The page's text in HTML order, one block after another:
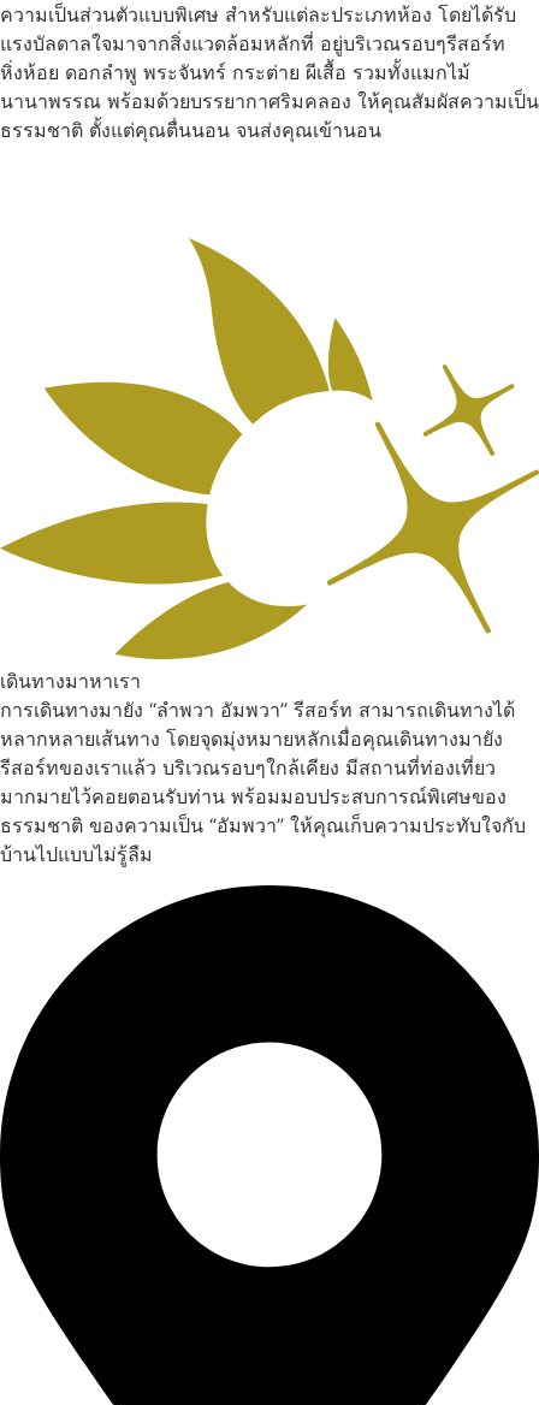
ความเป็นส่วนตัวแบบพิเศษ สำหรับแต่ละประเภทห้อง โดยได้รับ
แรงบัลดาลใจมาจากสิ่งแวดล้อมหลักที่ อยู่บริเวณรอบๆรีสอร์ท
หิ่งห้อย ดอกลำพู พระจันทร์ กระต่าย ผีเสื้อ รวมทั้งแมกไม้
นานาพรรณ พร้อมด้วยบรรยากาศริมคลอง ให้คุณสัมผัสความเป็น
ธรรมชาติ ตั้งแต่คุณตื่นนอน จนส่งคุณเข้านอน
เดินทางมาหาเรา
การเดินทางมายัง “ลำพวา อัมพวา” รีสอร์ท สามารถเดินทางได้
หลากหลายเส้นทาง โดยจุดมุ่งหมายหลักเมื่อคุณเดินทางมายัง
รีสอร์ทของเราแล้ว บริเวณรอบๆใกล้เคียง มีสถานที่ท่องเที่ยว
มากมายไว้คอยตอนรับท่าน พร้อมมอบประสบการณ์พิเศษของ
ธรรมชาติ ของความเป็น “อัมพวา” ให้คุณเก็บความประทับใจกับ
บ้านไปแบบไม่รู้ลืม